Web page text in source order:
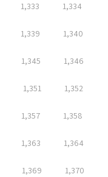
1,333 1,334
1,339 1,340
1,345 1,346
1,351 1,352
1,357 1,358
1,363 1,364
1,369 1,370